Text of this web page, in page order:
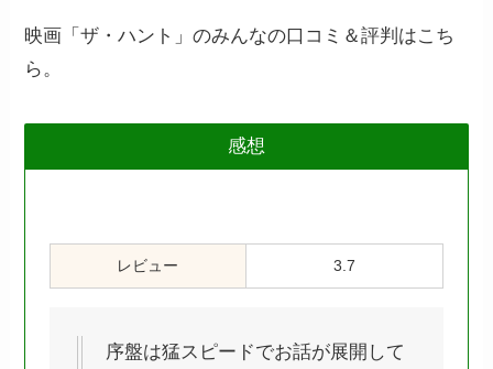
映画「ザ・ハント」のみんなの口コミ＆評判はこち
ら。
感想
レビュー 3.7
序盤は猛スピードでお話が展開して